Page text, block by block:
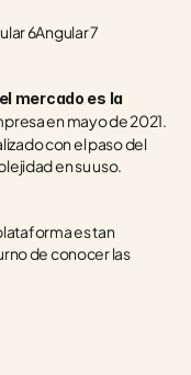
6Angular 7
mercado es la
en mayo de 2021.
con el paso del
en su uso.
es tan
de conocer las